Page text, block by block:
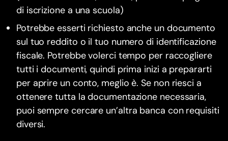
di iscrizione a una scuola)
Potrebbe esserti richiesto anche un documento
sul tuo reddito o il tuo numero di identificazione
fiscale. Potrebbe volerci tempo per raccogliere
tutti i documenti, quindi prima inizi a prepararti
per aprire un conto, meglio è. Se non riesci a
ottenere tutta la documentazione necessaria,
puoi sempre cercare un’altra banca con requisiti
diversi.